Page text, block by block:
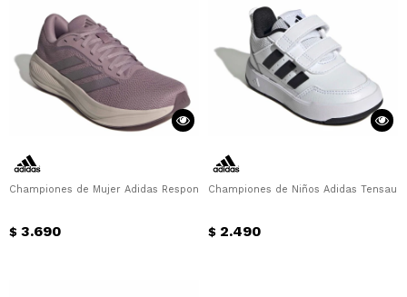
Championes de Mujer Adidas Response Runner 2 W Adidas - Violeta
$ 3.690
Championes de Niños Adidas
$ 2.490